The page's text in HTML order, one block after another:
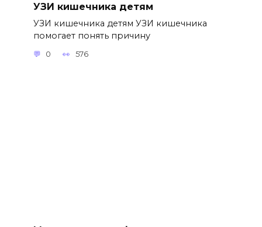
УЗИ кишечника детям
УЗИ кишечника детям УЗИ кишечника
помогает понять причину
0 576